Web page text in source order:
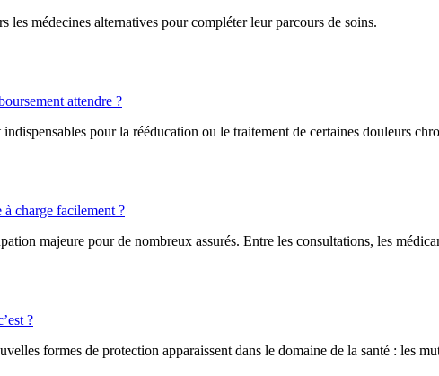
les médecines alternatives pour compléter leur parcours de soins.
attendre ?
pour la rééducation ou le traitement de certaines douleurs
charge facilement ?
majeure pour de nombreux assurés. Entre les consultations, les
?
formes de protection apparaissent dans le domaine de la santé : les